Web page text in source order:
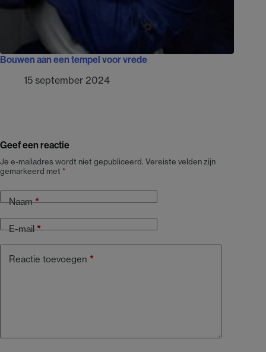
Bouwen aan een tempel voor vrede
15 september 2024
Geef een reactie
Je e-mailadres wordt niet gepubliceerd. Vereiste velden zijn
gemarkeerd met *
Naam*
E-mail*
Reactie toevoegen *